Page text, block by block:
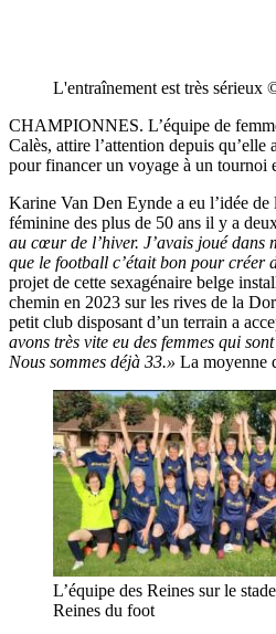
L'entraînement est très sérieux
CHAMPIONNES. L’équipe de
Calès, attire l’attention depuis
pour financer un voyage à un tournoi
Karine Van Den Eynde a eu l’idée de
féminine des plus de 50 ans il y a
au cœur de l’hiver. J’avais joué dans
que le football c’était bon pour créer
projet de cette sexagénaire belge
chemin en 2023 sur les rives de la
petit club disposant d’un terrain a
avons très vite eu des femmes qui
Nous sommes déjà 33.» La moyenne
L’équipe des Reines sur le
Reines du foot